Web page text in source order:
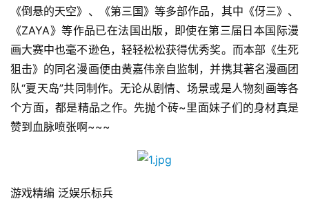
首
页
原
《倒悬的天空》、《第三国》等多部作品，其中《伢三》、
《ZAYA》等作品已在法国出版，即使在第三届日本国际漫
画大赛中也毫不逊色，轻轻松松获得优秀奖。而本部《生死
狙击》的同名漫画便由黄嘉伟亲自监制，并携其著名漫画团
队“夏天岛”共同制作。无论从剧情、场景或是人物刻画等各
个方面，都是精品之作。先抛个砖~里面妹子们的身材真是
赞到血脉喷张啊~~~
游戏精编 泛娱乐标兵